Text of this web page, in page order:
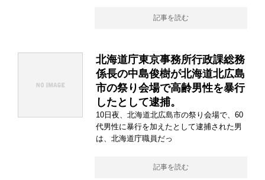
記事を読む
北海道庁東京事務所行政課総務
係長の中島俊樹が北海道北広島
市の祭り会場で高齢男性を暴行
したとして逮捕。
10日夜、北海道北広島市の祭り会場で、60
代男性に暴行を加えたとして逮捕された男
は、北海道庁職員だっ
記事を読む